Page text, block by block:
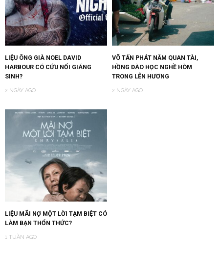
LIỆU ÔNG GIÀ NOEL DAVID
HARBOUR CÓ CỨU NỔI GIÁNG
SINH?
2 NGÀY AGO
VÕ TẤN PHÁT NẰM QUAN TÀI,
HỒNG ĐÀO HỌC NGHỀ HÒM
TRONG LÊN HƯƠNG
2 NGÀY AGO
LIỆU MÃI NỢ MỘT LỜI TẠM BIỆT CÓ
LÀM BẠN THỔN THỨC?
1 TUẦN AGO